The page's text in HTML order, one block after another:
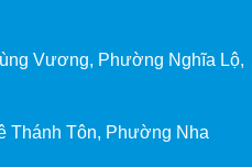
Vương, Phường Nghĩa Lộ,
Thánh Tôn, Phường Nha